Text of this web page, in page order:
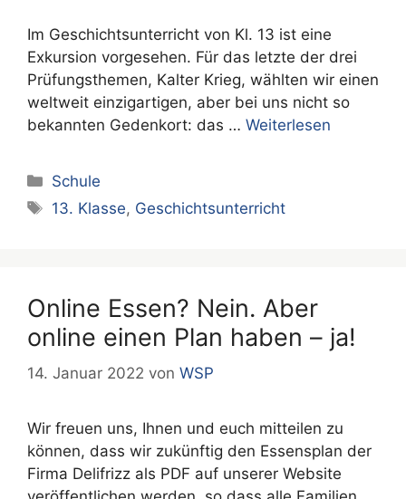
Im Geschichtsunterricht von Kl. 13 ist eine
Exkursion vorgesehen. Für das letzte der drei
Prüfungsthemen, Kalter Krieg, wählten wir einen
weltweit einzigartigen, aber bei uns nicht so
bekannten Gedenkort: das … Weiterlesen
Kategorien
Schule
Schlagwörter
13. Klasse, Geschichtsunterricht
Online Essen? Nein. Aber
online einen Plan haben – ja!
14. Januar 2022 von WSP
Wir freuen uns, Ihnen und euch mitteilen zu
können, dass wir zukünftig den Essensplan der
Firma Delifrizz als PDF auf unserer Website